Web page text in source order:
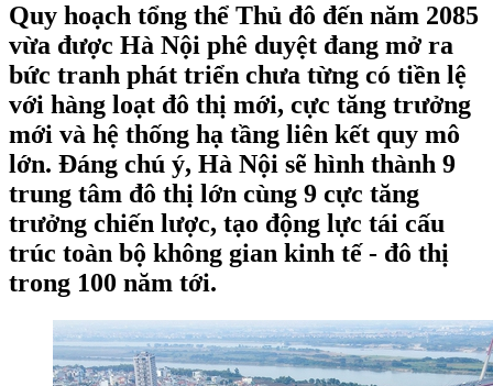
Quy hoạch tổng thể Thủ đô đến năm 2085
vừa được Hà Nội phê duyệt đang mở ra
bức tranh phát triển chưa từng có tiền lệ
với hàng loạt đô thị mới, cực tăng trưởng
mới và hệ thống hạ tầng liên kết quy mô
lớn. Đáng chú ý, Hà Nội sẽ hình thành 9
trung tâm đô thị lớn cùng 9 cực tăng
trưởng chiến lược, tạo động lực tái cấu
trúc toàn bộ không gian kinh tế - đô thị
trong 100 năm tới.